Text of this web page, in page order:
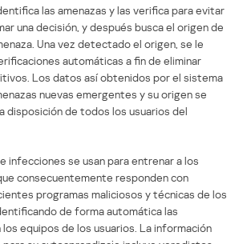
las amenazas y las verifica para evitar
una decisión, y después busca el origen de
Una vez detectado el origen, se le
automáticas a fin de eliminar
Los datos así obtenidos por el sistema
nuevas emergentes y su origen se
disposición de todos los usuarios del
infecciones se usan para entrenar a los
consecuentemente responden con
programas maliciosos y técnicas de los
de forma automática las
equipos de los usuarios. La información